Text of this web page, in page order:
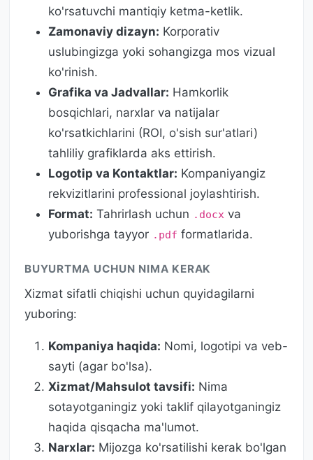
ko'rsatuvchi mantiqiy ketma-ketlik.
Zamonaviy dizayn: Korporativ
uslubingizga yoki sohangizga mos vizual
ko'rinish.
Grafika va Jadvallar: Hamkorlik
bosqichlari, narxlar va natijalar
ko'rsatkichlarini (ROI, o'sish sur'atlari)
tahliliy grafiklarda aks ettirish.
Logotip va Kontaktlar: Kompaniyangiz
rekvizitlarini professional joylashtirish.
Format: Tahrirlash uchun .docx va
yuborishga tayyor .pdf formatlarida.
BUYURTMA UCHUN NIMA KERAK
Xizmat sifatli chiqishi uchun quyidagilarni
yuboring:
Kompaniya haqida: Nomi, logotipi va veb-
sayti (agar bo'lsa).
Xizmat/Mahsulot tavsifi: Nima
sotayotganingiz yoki taklif qilayotganingiz
haqida qisqacha ma'lumot.
Narxlar: Mijozga ko'rsatilishi kerak bo'lgan